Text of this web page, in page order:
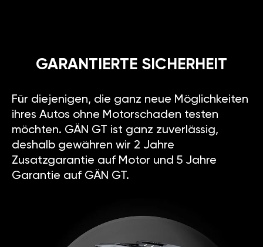
GARANTIERTE SICHERHEIT
Für diejenigen, die ganz neue Möglichkeiten
ihres Autos ohne Motorschaden testen
möchten. GÄN GT ist ganz zuverlässig,
deshalb gewähren wir 2 Jahre
Zusatzgarantie auf Motor und 5 Jahre
Garantie auf GÄN GT.